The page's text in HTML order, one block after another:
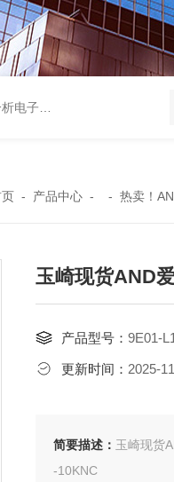
子天平 GH252当天发货
- 产品中心- - 热卖！
玉崎现货AND
产品型号： 9E01-
更新时间： 2025-
简要描述： 玉崎现货
-10KNC